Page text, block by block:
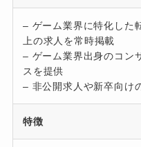
– ゲーム業界に特化した
上の求人を常時掲載
– ゲーム業界出身のコン
スを提供
– 非公開求人や新卒向け
特徴